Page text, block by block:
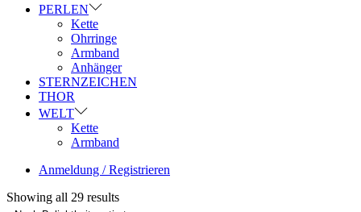
PERLEN
Kette
Ohrringe
Armband
Anhänger
STERNZEICHEN
THOR
WELT
Kette
Armband
Anmeldung / Registrieren
Showing all 29 results